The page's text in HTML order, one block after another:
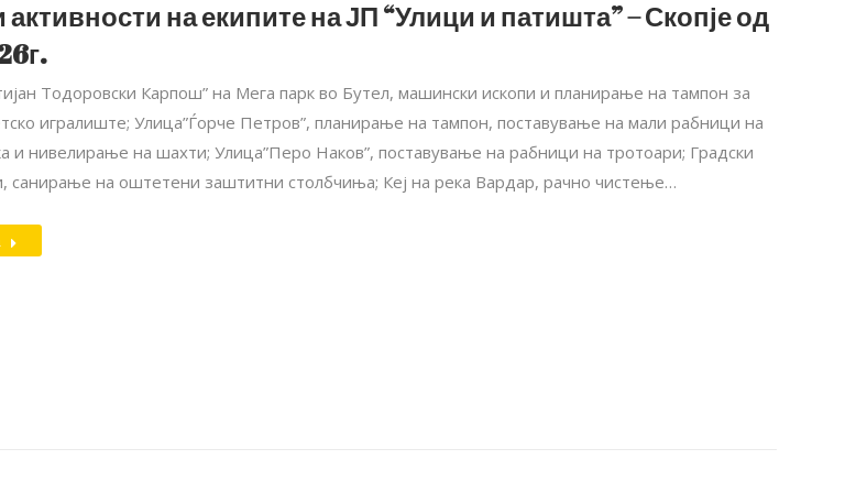
активности на екипите на ЈП “Улици и патишта” – Скопје од
Тодоровски Карпош” на Мега парк во Бутел, машински ископи и планирање на тампон за
игралиште; Улица”Ѓорче Петров”, планирање на тампон, поставување на мали рабници на
и нивелирање на шахти; Улица”Перо Наков”, поставување на рабници на тротоари; Градски
санирање на оштетени заштитни столбчиња; Кеј на река Вардар, рачно чистење…